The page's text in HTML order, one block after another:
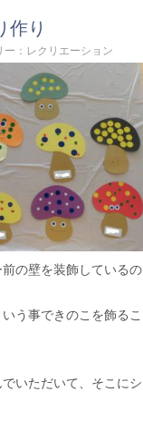
作り
：レクリエーション
の壁を装飾しているの
う事できのこを飾るこ
いただいて、そこにシ